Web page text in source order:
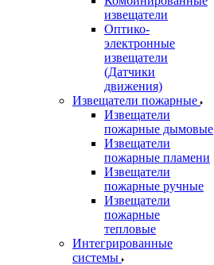
извещатели
Оптико-
электронные
извещатели
(Датчики
движения)
Извещатели пожарные
Извещатели
пожарные дымовые
Извещатели
пожарные пламени
Извещатели
пожарные ручные
Извещатели
пожарные
тепловые
Интегрированные
системы